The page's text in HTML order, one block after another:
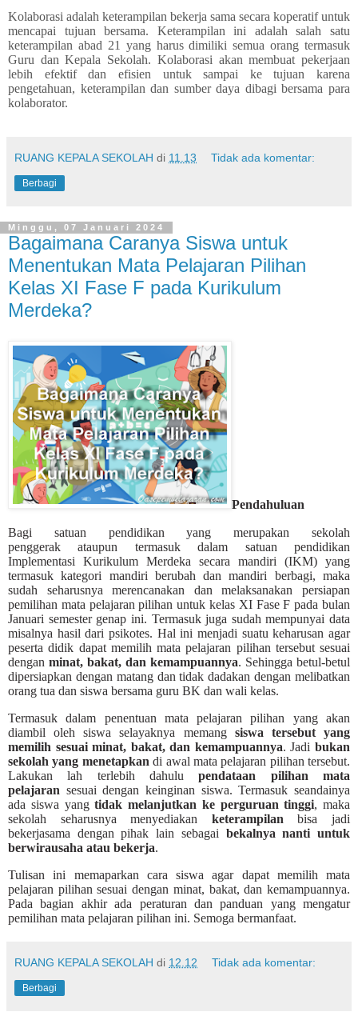
Kolaborasi adalah keterampilan bekerja sama secara koperatif untuk
mencapai tujuan bersama. Keterampilan ini adalah salah satu
keterampilan abad 21 yang harus dimiliki semua orang termasuk
Guru dan Kepala Sekolah. Kolaborasi akan membuat pekerjaan
lebih efektif dan efisien untuk sampai ke tujuan karena
pengetahuan, keterampilan dan sumber daya dibagi bersama para
kolaborator.
RUANG KEPALA SEKOLAH di 11.13 Tidak ada komentar:
Berbagi
Minggu, 07 Januari 2024
Bagaimana Caranya Siswa untuk
Menentukan Mata Pelajaran Pilihan
Kelas XI Fase F pada Kurikulum
Merdeka?
Pendahuluan
Bagi satuan pendidikan yang merupakan sekolah
penggerak ataupun termasuk dalam satuan pendidikan
Implementasi Kurikulum Merdeka secara mandiri (IKM) yang
termasuk kategori mandiri berubah dan mandiri berbagi, maka
sudah seharusnya merencanakan dan melaksanakan persiapan
pemilihan mata pelajaran pilihan untuk kelas XI Fase F pada bulan
Januari semester genap ini. Termasuk juga sudah mempunyai data
misalnya hasil dari psikotes. Hal ini menjadi suatu keharusan agar
peserta didik dapat memilih mata pelajaran pilihan tersebut sesuai
dengan minat, bakat, dan kemampuannya. Sehingga betul-betul
dipersiapkan dengan matang dan tidak dadakan dengan melibatkan
orang tua dan siswa bersama guru BK dan wali kelas.
Termasuk dalam penentuan mata pelajaran pilihan yang akan
diambil oleh siswa selayaknya memang siswa tersebut yang
memilih sesuai minat, bakat, dan kemampuannya. Jadibukan
sekolah yang menetapkan di awal mata pelajaran pilihan tersebut.
Lakukan lah terlebih dahulupendataan pilihan mata
pelajaran sesuai dengan keinginan siswa. Termasuk seandainya
ada siswa yangtidak melanjutkan ke perguruan tinggi, maka
sekolah seharusnya menyediakan keterampilan bisa jadi
bekerjasama dengan pihak lain sebagai bekalnya nanti untuk
berwirausaha atau bekerja.
Tulisan ini memaparkan cara siswa agar dapat memilih mata
pelajaran pilihan sesuai dengan minat, bakat, dan kemampuannya.
Pada bagian akhir ada peraturan dan panduan yang mengatur
pemilihan mata pelajaran pilihan ini. Semoga bermanfaat.
RUANG KEPALA SEKOLAH di 12.12 Tidak ada komentar:
Berbagi